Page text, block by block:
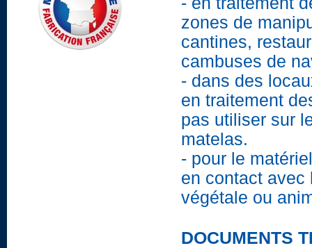
zones de
cantines,
cambuses de
- dans des
en traitement
pas utiliser sur
matelas.
- pour le
en contact avec
végétale ou
DOCUMENTS